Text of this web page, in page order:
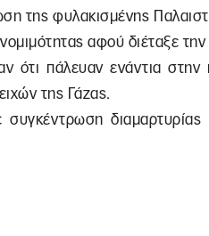
της φυλακισμένης
νομιμότητας αφού διέταξε
ότι πάλευαν ενάντια
της Γάζας.
συγκέντρωση